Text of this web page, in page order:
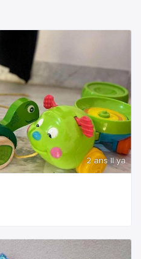
2 ans Il ya